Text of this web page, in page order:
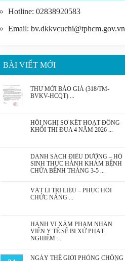
Hotline: 02838920583
Email: bv.dkkvcuchi@tphcm.gov.vn
BÀI VIẾT MỚI
THƯ MỜI BÁO GIÁ (318/TM-
BVKV-HCQT)
HỘI NGHỊ SƠ KẾT HOẠT ĐỘNG
KHỐI THI ĐUA 4 NĂM 2026
DANH SÁCH ĐIỀU DƯỠNG – HỘ
SINH THỰC HÀNH KHÁM BỆNH
CHỮA BỆNH THÁNG 3-5
VẬT LÍ TRỊ LIỆU – PHỤC HỒI
CHỨC NĂNG
HÀNH VI XÂM PHẠM NHÂN
VIÊN Y TẾ SẼ BỊ XỬ PHẠT
NGHIÊM
NGÀY THẾ GIỚI PHÒNG CHỐNG